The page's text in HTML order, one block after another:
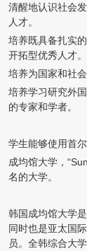
清醒地认识社会
人才。
培养既具备扎实
开拓型优秀人才。
培养为国家和社
培养学习研究外
的专家和学者。
学生能够使用首
成均馆大学，
名的大学。
韩国成均馆大学
同时也是亚太国
员。全韩综合大